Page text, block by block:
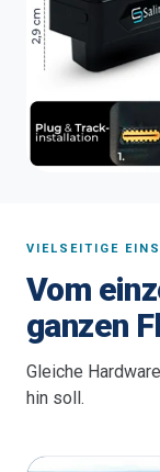
VIELSEITIGE
Vom
ganzen
Gleiche
hin soll.